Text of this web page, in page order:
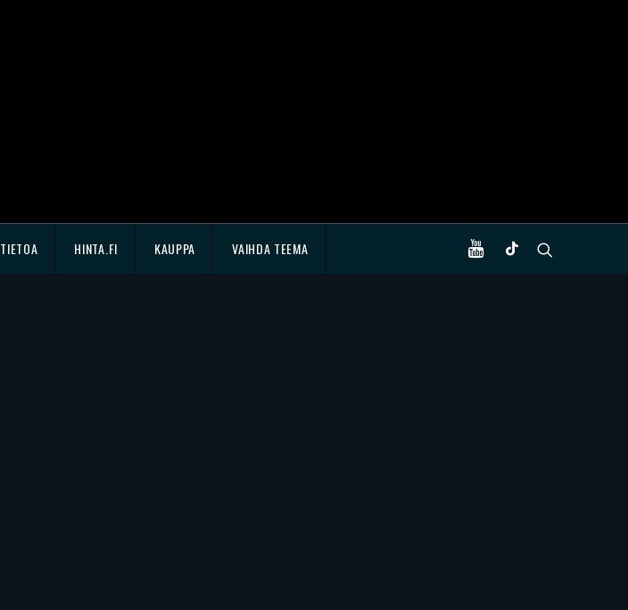
TIETOA HINTA.FI KAUPPA VAIHDA TEEMA